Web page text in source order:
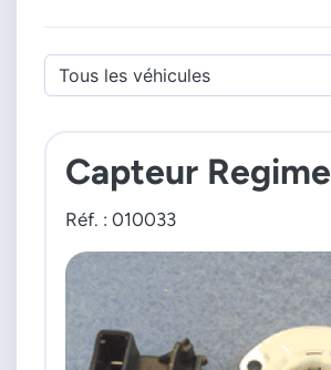
Capteur Regime
Réf. : 010033